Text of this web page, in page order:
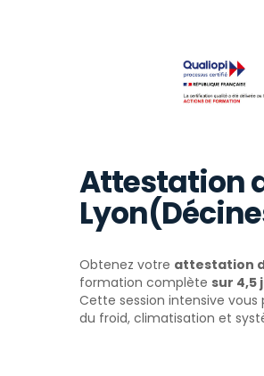
Attestation
Obtenez votre attestation
formation complète sur 4,5
Cette session intensive
du froid, climatisation et